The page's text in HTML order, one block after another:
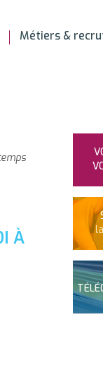
Métiers &
À